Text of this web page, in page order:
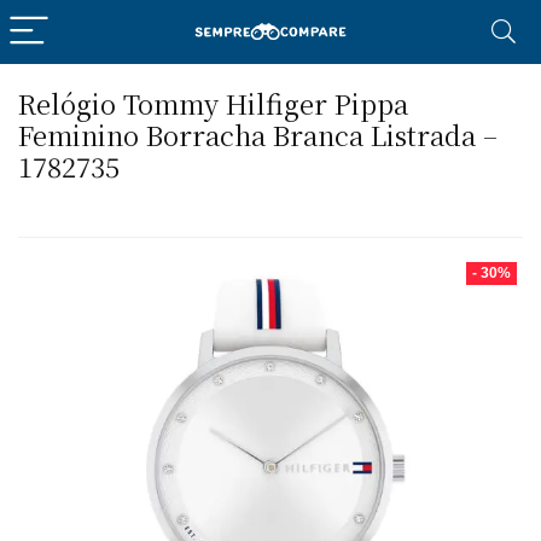
Relógio Tommy Hilfiger Pippa
Feminino Borracha Branca Listrada –
1782735
- 30%